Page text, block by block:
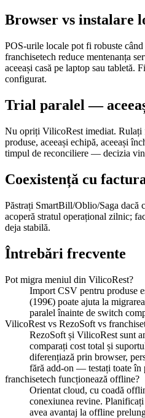
Browser vs instalare
POS-urile locale pot fi robuste
franchisetech reduce mentenanța
aceeași casă pe laptop sau tabletă.
configurat.
Trial paralel —
Nu opriți VilicoRest imediat. Rulați
produse, aceeași echipă, aceeași
timpul de reconciliere — decizia
Coexistență cu
Păstrați SmartBill/Oblio/Saga dacă
acoperă stratul operațional zilnic;
deja stabilă.
Întrebări frecvente
Pot migra meniul din VilicoRest?
Import CSV pentru produse
(199€) poate ajuta la
paralel înainte de switch
VilicoRest vs RezoSoft vs
RezoSoft și VilicoRest sunt
comparați cost total și
diferențiază prin browser,
fără add-on — testați toate în
franchisetech funcționează offline?
Orientat cloud, cu coadă
conexiunea revine.
avea avantaj la offline